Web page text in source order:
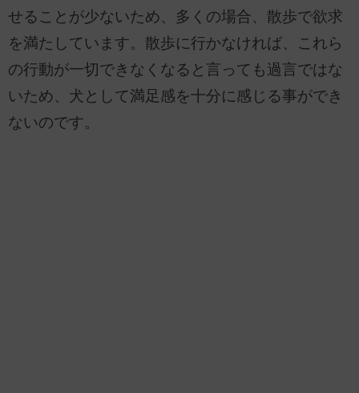
せることが少ないため、多くの場合、散歩で欲求
を満たしています。散歩に行かなければ、これら
の行動が一切できなくなると言っても過言ではな
いため、犬として満足感を十分に感じる事ができ
ないのです。